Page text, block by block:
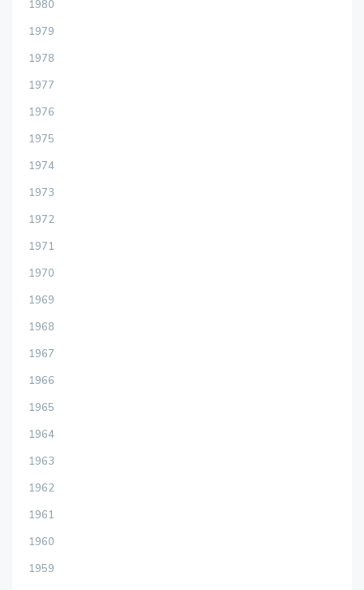
1980
1979
1978
1977
1976
1975
1974
1973
1972
1971
1970
1969
1968
1967
1966
1965
1964
1963
1962
1961
1960
1959